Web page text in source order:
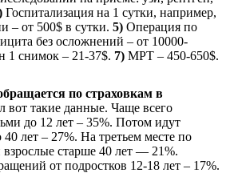
Госпитализация на 1 сутки, например,
– от 500$ в сутки. 5) Операция по
без осложнений – от 10000-
1 снимок – 21-37$. 7) МРТ – 450-650$.
по страховкам в
вот такие данные. Чаще всего
до 12 лет – 35%. Потом идут
40 лет – 27%. На третьем месте по
старше 40 лет — 21%.
от подростков 12-18 лет – 17%.